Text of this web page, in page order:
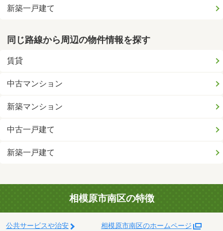
新築一戸建て
同じ路線から周辺の物件情報を探す
賃貸
中古マンション
新築マンション
中古一戸建て
新築一戸建て
相模原市南区の特徴
公共サービスや治安 相模原市南区のホームページ